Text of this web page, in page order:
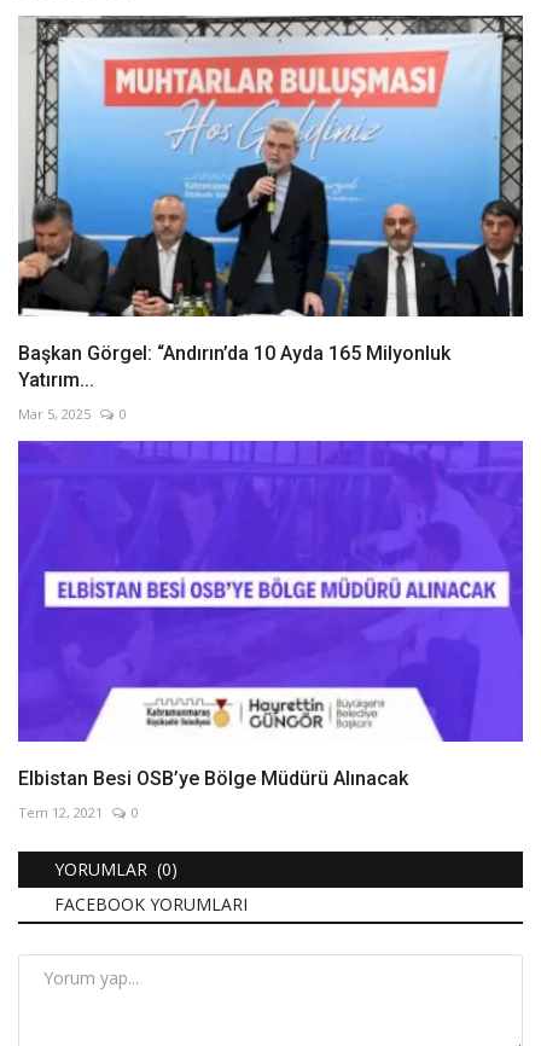
Başkan Görgel: “Andırın’da 10 Ayda 165 Milyonluk
Yatırım...
Mar 5, 2025 0
Elbistan Besi OSB’ye Bölge Müdürü Alınacak
Tem 12, 2021 0
YORUMLAR (0)
FACEBOOK YORUMLARI